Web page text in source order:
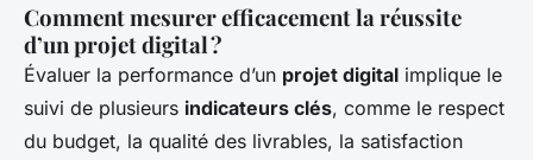
Comment mesurer efficacement la réussite
d’un projet digital ?
Évaluer la performance d’un projet digital implique le
suivi de plusieurs indicateurs clés, comme le respect
du budget, la qualité des livrables, la satisfaction